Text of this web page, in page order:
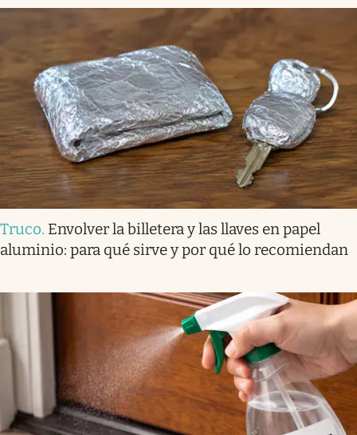
Truco. Envolver la billetera y las llaves en papel
aluminio: para qué sirve y por qué lo recomiendan